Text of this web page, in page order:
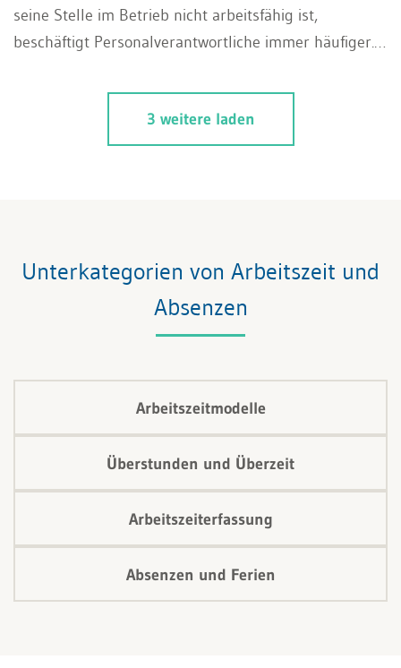
seine Stelle im Betrieb nicht arbeitsfähig ist,
beschäftigt Personalverantwortliche immer häufiger.
3 weitere laden
Unterkategorien von Arbeitszeit und
Absenzen
Arbeitszeitmodelle
Überstunden und Überzeit
Arbeitszeiterfassung
Absenzen und Ferien